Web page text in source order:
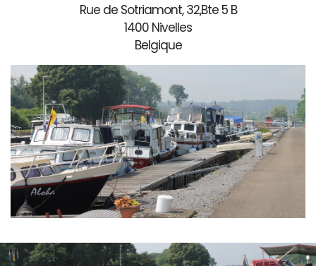
Rue de Sotriamont, 32,Bte 5 B
1400 Nivelles
Belgique